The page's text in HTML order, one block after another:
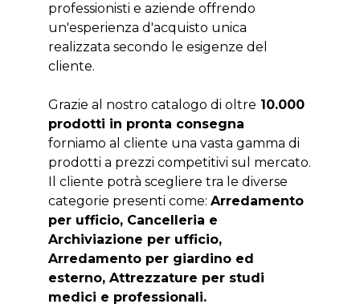
professionisti e aziende offrendo
un'esperienza d'acquisto unica
realizzata secondo le esigenze del
cliente.
Grazie al nostro catalogo di oltre 10.000
prodotti in pronta consegna
forniamo al cliente una vasta gamma di
prodotti a prezzi competitivi sul mercato.
Il cliente potrà scegliere tra le diverse
categorie presenti come: Arredamento
per ufficio, Cancelleria e
Archiviazione per ufficio,
Arredamento per giardino ed
esterno, Attrezzature per studi
medici e professionali.